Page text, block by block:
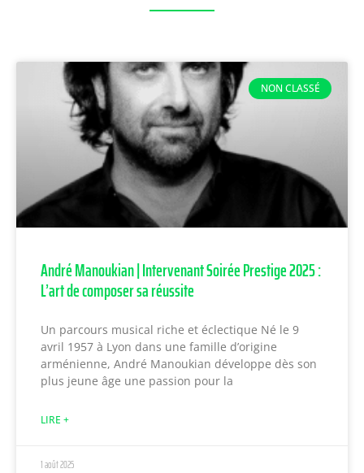
NON CLASSÉ
André Manoukian | Intervenant Soirée Prestige 2025 :
L’art de composer sa réussite
Un parcours musical riche et éclectique Né le 9
avril 1957 à Lyon dans une famille d’origine
arménienne, André Manoukian développe dès son
plus jeune âge une passion pour la
LIRE +
1 août 2025